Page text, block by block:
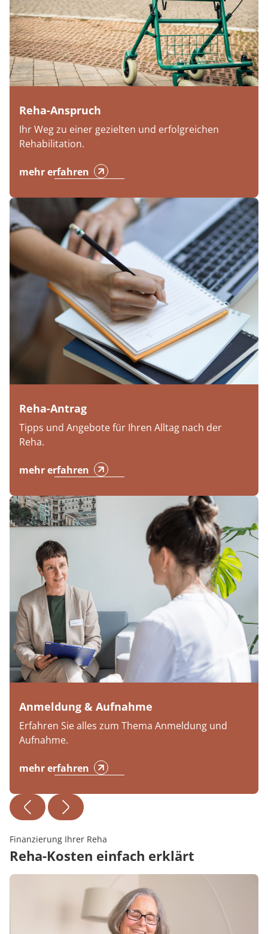
Reha-Anspruch
Ihr Weg zu einer gezielten und erfolgreichen
Rehabilitation.
mehr erfahren
Reha-Antrag
Tipps und Angebote für Ihren Alltag nach der
Reha.
mehr erfahren
Anmeldung & Aufnahme
Erfahren Sie alles zum Thema Anmeldung und
Aufnahme.
mehr erfahren
Finanzierung Ihrer Reha
Reha-Kosten einfach erklärt